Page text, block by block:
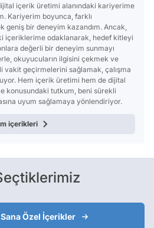
içerik üretimi alanındaki kariyerime
Kariyerim boyunca, farklı
bir deneyim kazandım. Ancak,
içeriklerime odaklanarak, hedef kitleyi
değerli bir deneyim sunmayı
okuyucuların ilgisini çekmek ve
vakit geçirmelerini sağlamak, çalışma
Hem içerik üretimi hem de dijital
konusundaki tutkum, beni sürekli
uyum sağlamaya yönlendiriyor.
içerikleri
Özel İçerikler